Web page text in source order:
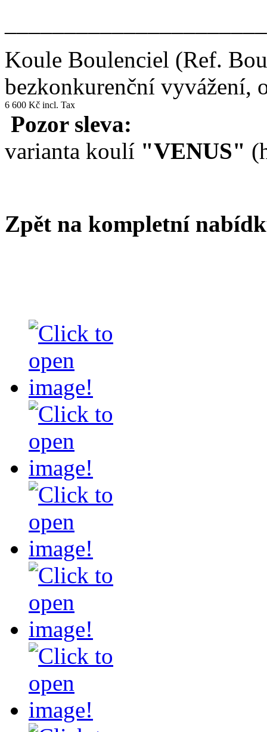
Koule Boulenciel (Ref.
bezkonkurenční vyvážení,
6 600 Kč incl. Tax
Pozor sleva:
varianta koulí "VENUS"
Zpět na kompletní